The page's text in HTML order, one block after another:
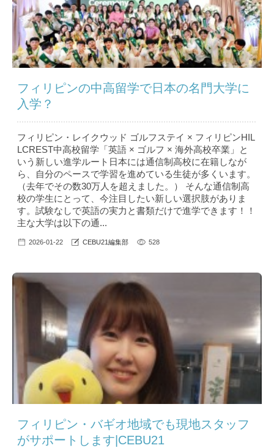
フィリピンの中高留学で日本の名門大学に
入学？
フィリピン・レイクウッド ゴルフステイ × フィリピンHIL
LCREST中高校留学「英語 × ゴルフ × 海外高校卒業」と
いう新しい進学ルート日本には通信制高校に在籍しなが
ら、自分のペースで学習を進めている生徒が多くいます。
（去年でその数30万人を超えました。） そんな通信制高
校の学生にとって、今注目したい新しい選択肢がありま
す。試験なしで英語の実力と書類だけで進学できます！！
主な大学は以下の通...
2026-01-22 CEBU21編集部 528
フィリピン・バギオ地域でも現地スタッフ
がサポートします|CEBU21